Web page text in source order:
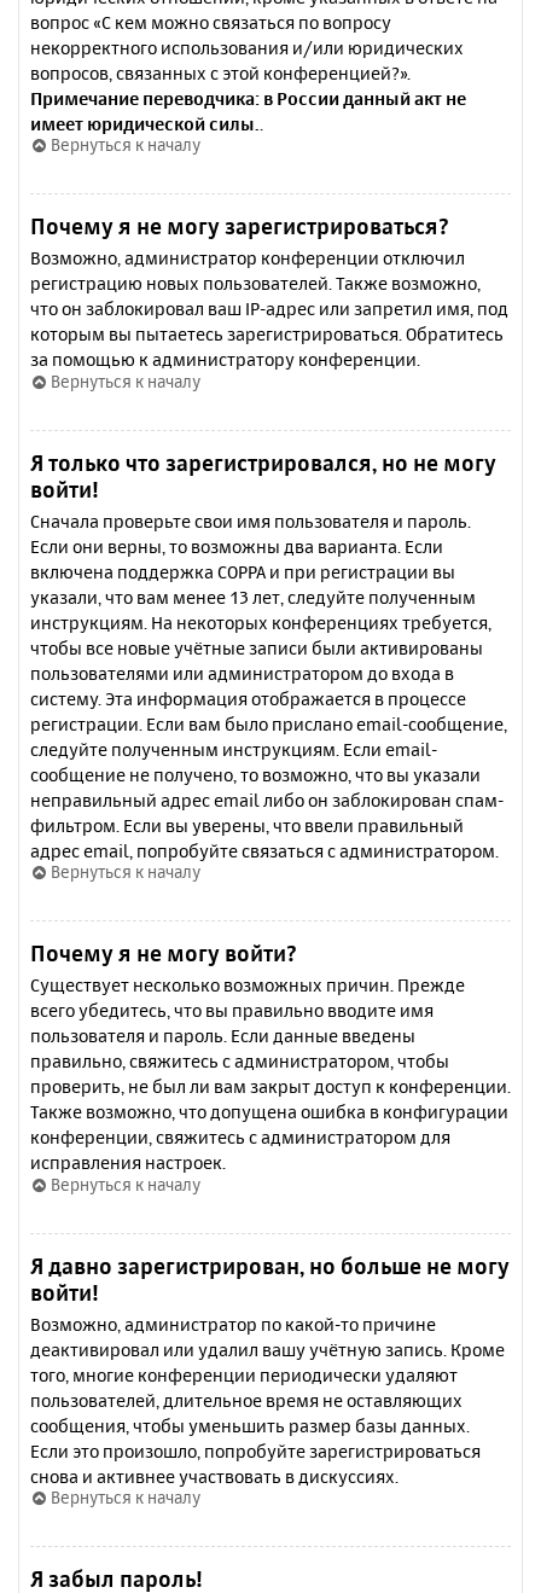
вопрос «С кем можно связаться по вопросу
некорректного использования и/или юридических
вопросов, связанных с этой конференцией?».
Примечание переводчика: в России данный акт не
имеет юридической силы.
Вернуться к началу
Почему я не могу зарегистрироваться?
Возможно, администратор конференции отключил
регистрацию новых пользователей. Также возможно,
что он заблокировал ваш IP-адрес или запретил имя, под
которым вы пытаетесь зарегистрироваться. Обратитесь
за помощью к администратору конференции.
Вернуться к началу
Я только что зарегистрировался, но не могу
войти!
Сначала проверьте свои имя пользователя и пароль.
Если они верны, то возможны два варианта. Если
включена поддержка COPPA и при регистрации вы
указали, что вам менее 13 лет, следуйте полученным
инструкциям. На некоторых конференциях требуется,
чтобы все новые учётные записи были активированы
пользователями или администратором до входа в
систему. Эта информация отображается в процессе
регистрации. Если вам было прислано email-сообщение,
следуйте полученным инструкциям. Если email-
сообщение не получено, то возможно, что вы указали
неправильный адрес email либо он заблокирован спам-
фильтром. Если вы уверены, что ввели правильный
адрес email, попробуйте связаться с администратором.
Вернуться к началу
Почему я не могу войти?
Существует несколько возможных причин. Прежде
всего убедитесь, что вы правильно вводите имя
пользователя и пароль. Если данные введены
правильно, свяжитесь с администратором, чтобы
проверить, не был ли вам закрыт доступ к конференции.
Также возможно, что допущена ошибка в конфигурации
конференции, свяжитесь с администратором для
исправления настроек.
Вернуться к началу
Я давно зарегистрирован, но больше не могу
войти!
Возможно, администратор по какой-то причине
деактивировал или удалил вашу учётную запись. Кроме
того, многие конференции периодически удаляют
пользователей, длительное время не оставляющих
сообщения, чтобы уменьшить размер базы данных.
Если это произошло, попробуйте зарегистрироваться
снова и активнее участвовать в дискуссиях.
Вернуться к началу
Я забыл пароль!